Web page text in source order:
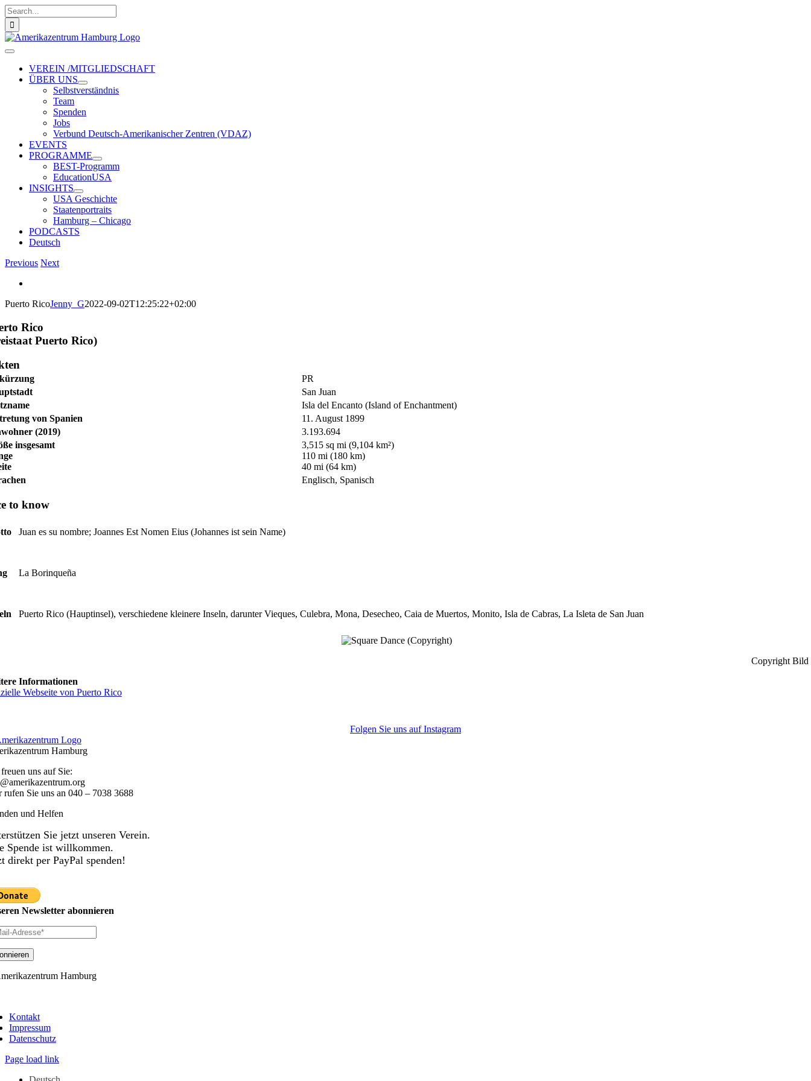
Zum
Inhalt
springen
Suche
nach:
Toggle
NavigationVEREIN /MITGLIEDSCHAFT
ÜBER UNS
Selbstverständnis
Team
Spenden
Jobs
Verbund Deutsch-Amerikanischer Zentren (VDAZ)
EVENTS
PROGRAMME
BEST-Programm
EducationUSA
INSIGHTS
USA Geschichte
Staatenportraits
Hamburg – Chicago
PODCASTS
Deutsch
Previous Next
Puerto RicoJenny_G2022-09-02T12:25:22+02:00
Rico
Puerto Rico)
PR
San Juan
Isla del Encanto (Island of Enchantment)
von Spanien
11. August 1899
(2019)
3.193.694
insgesamt
3,515 sq mi (9,104 km²)
110 mi (180 km)
40 mi (64 km)
Englisch, Spanisch
to know
Juan es su nombre; Joannes Est Nomen Eius (Johannes ist sein Name)
La Borinqueña
Puerto Rico (Hauptinsel), verschiedene kleinere Inseln, darunter Vieques, Culebra, Mona, Desecheo, Caia de Muertos, Monito, Isla de Cabras, La Isleta de San Juan
Copyright Bild
Informationen
Webseite von Puerto Rico
Folgen Sie uns auf Instagram
Hamburg
uns auf Sie:
rufen Sie uns an 040 – 7038 3688
und Helfen
Sie jetzt unseren Verein.
Spende ist willkommen.
direkt per PayPal spenden!
Newsletter abonnieren
Hamburg
Kontakt
Impressum
Datenschutz
Page load link